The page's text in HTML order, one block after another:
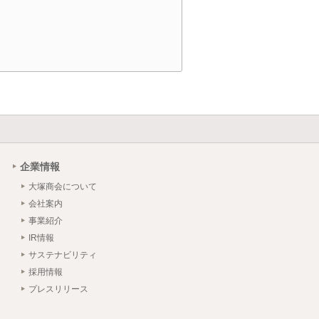
企業情報
大塚商会について
会社案内
事業紹介
IR情報
サステナビリティ
採用情報
プレスリリース